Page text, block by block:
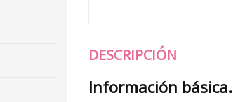
DESCRIPCIÓN
Información básica.